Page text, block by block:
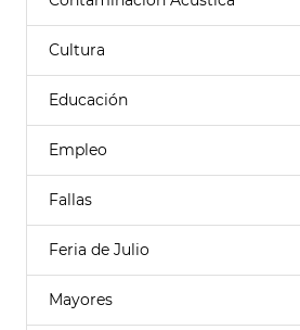
Cultura
Educación
Empleo
Fallas
Feria de Julio
Mayores